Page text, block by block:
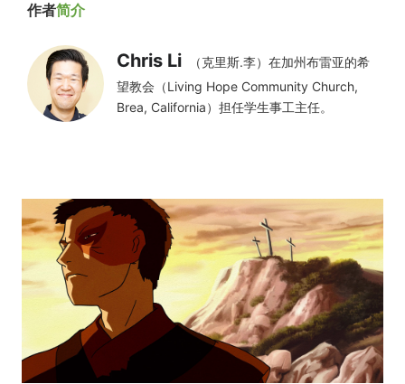
作者简介
Chris Li
（克里斯.李）在加州布雷亚的希
望教会（Living Hope Community Church,
Brea, California）担任学生事工主任。